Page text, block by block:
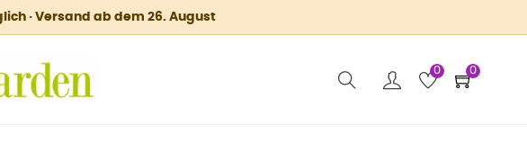
· Versand ab dem 26. August
0 0